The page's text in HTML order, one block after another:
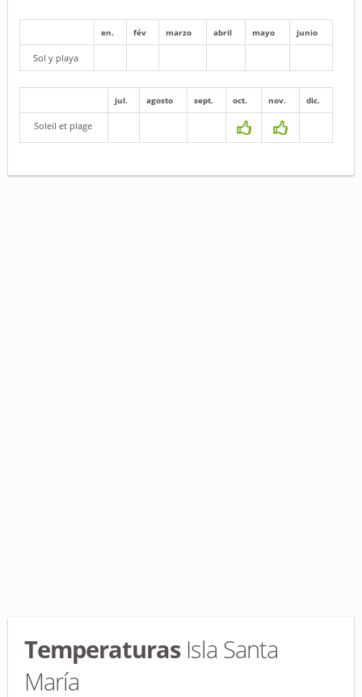
en. fév marzo abril mayo junio
Sol y playa
jul. agosto sept. oct. nov. dic.
Soleil et plage
TemperaturasIsla Santa
María